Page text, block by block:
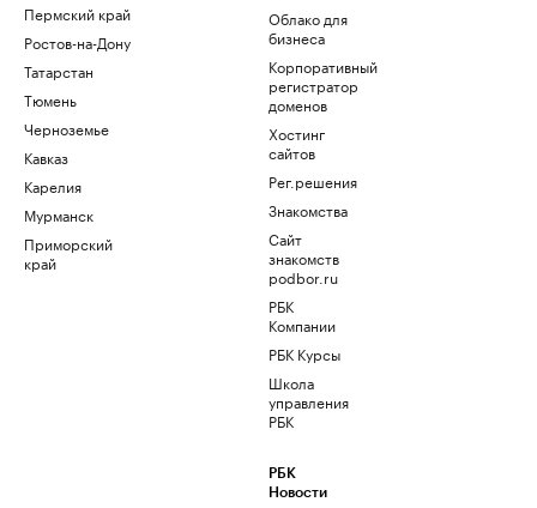
Пермский край
Ростов-на-Дону
Татарстан
Тюмень
Черноземье
Кавказ
Карелия
Мурманск
Приморский
край
Облако для
бизнеса
Корпоративный
регистратор
доменов
Хостинг
сайтов
Рег.решения
Знакомства
Сайт
знакомств
podbor.ru
РБК
Компании
РБК Курсы
Школа
управления
РБК
РБК
Новости